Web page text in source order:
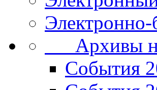
Электронно-
Архивы
Cобытия